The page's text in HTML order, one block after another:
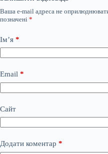
Ваша e-mail адреса не
позначені *
Ім’я *
Email *
Сайт
Додати коментар *